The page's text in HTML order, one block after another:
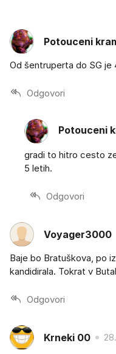
Potouceni
Od šentruperta do SG je
Odgovori
Potouceni
gradi to hitro cesto
5 letih.
Odgovori
Voyager3000
Baje bo Bratuškova, po
kandidirala. Tokrat v
Odgovori
Krneki 00